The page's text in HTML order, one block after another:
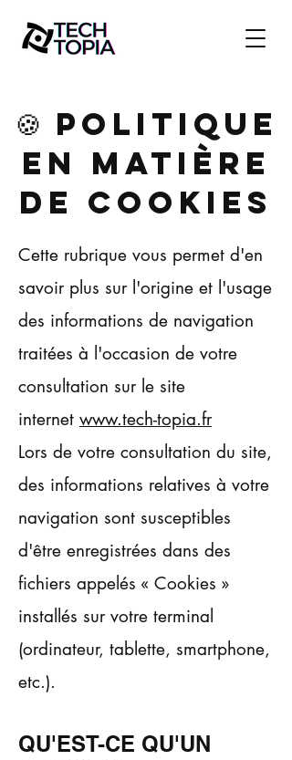
🍪 POLITIQUE
EN MATIÈRE
DE COOKIES
Cette rubrique vous permet d'en
savoir plus sur l'origine et l'usage
des informations de navigation
traitées à l'occasion de votre
consultation sur le site
internet www.tech-topia.fr
Lors de votre consultation du site,
des informations relatives à votre
navigation sont susceptibles
d'être enregistrées dans des
fichiers appelés « Cookies »
installés sur votre terminal
(ordinateur, tablette, smartphone,
etc.).
QU'EST-CE QU'UN